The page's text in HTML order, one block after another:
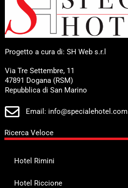
Progetto a cura di: SH Web s.r.l
Via Tre Settembre, 11
47891 Dogana (RSM)
Repubblica di San Marino
Email: info@specialehotel.com
Ricerca Veloce
Hotel Rimini
Hotel Riccione